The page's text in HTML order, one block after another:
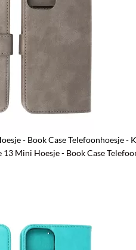
- Book Case Telefoonhoesje
13 Mini Hoesje - Book Case